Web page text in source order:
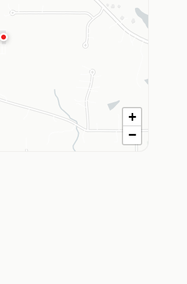
+
−